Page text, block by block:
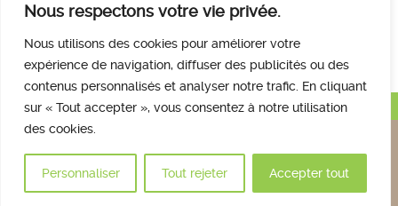
Nous respectons votre vie privée.
Nous utilisons des cookies pour améliorer votre
expérience de navigation, diffuser des publicités ou des
contenus personnalisés et analyser notre trafic. En cliquant
sur « Tout accepter », vous consentez à notre utilisation
des cookies.
Personnaliser Tout rejeter Accepter tout
M. RAOU Gilles M. LECLERC Jacky
Haut de page
Nous contacter
Plan et accès
Mentions légales
© 2017 Crématorium des Hunaudières